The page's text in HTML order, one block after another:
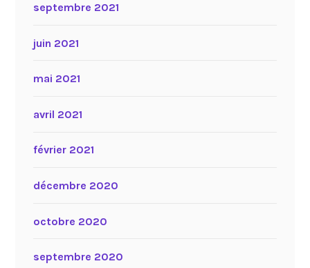
septembre 2021
juin 2021
mai 2021
avril 2021
février 2021
décembre 2020
octobre 2020
septembre 2020